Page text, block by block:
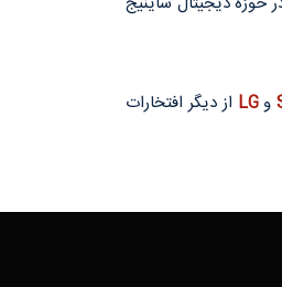
وLG از دیگر افتخارات